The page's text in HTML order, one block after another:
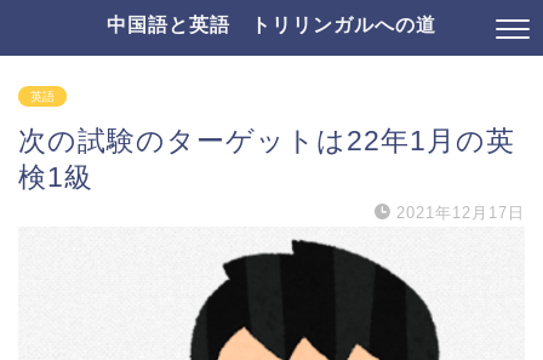
中国語と英語 トリリンガルへの道
英語
次の試験のターゲットは22年1月の英
検1級
2021年12月17日